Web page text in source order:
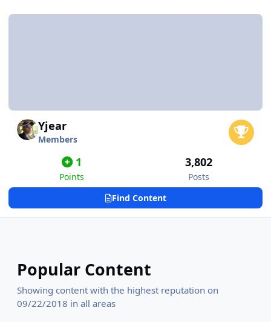
Yjear
Members
1
Points
3,802
Posts
Find Content
Popular Content
Showing content with the highest reputation on
09/22/2018 in all areas